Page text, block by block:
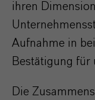
ihren
Aufnahme in
Bestätigung für
Die